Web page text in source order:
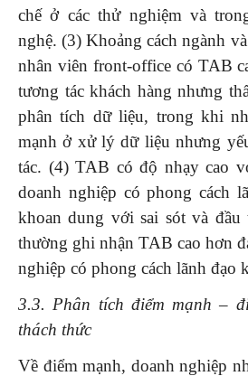
chế ở các thử nghiệm và
nghệ. (3) Khoảng cách ngành
nhân viên front-office có TAB
tương tác khách hàng nhưng
phân tích dữ liệu, trong khi
mạnh ở xử lý dữ liệu nhưng
tác. (4) TAB có độ nhạy cao
doanh nghiệp có phong cách
khoan dung với sai sót và đầu
thường ghi nhận TAB cao hơn
nghiệp có phong cách lãnh đạo
3.3. Phân tích điểm mạnh –
thách thức
Về điểm mạnh, doanh nghiệp